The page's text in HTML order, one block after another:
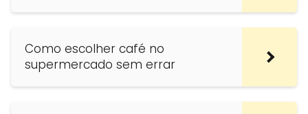
Como escolher café no
supermercado sem errar